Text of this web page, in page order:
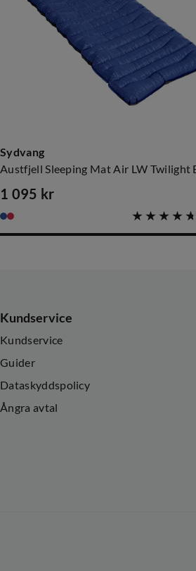
Sydvang
price
1 095 kr
Kundservice
Kundservice
Guider
Dataskyddspolicy
Ångra avtal